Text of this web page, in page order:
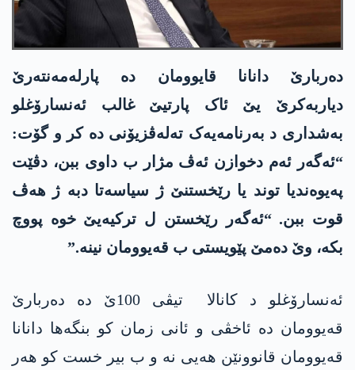
دەربارێ دانانا قایوومان دە پارلەمەنتەرێ
دیاربەکرێ یێ ئاک پارتیێ غالب ئەنسارۆغلو
بەشداری د بەرنامەیەک تەلەڤزیۆنی دە کر و گۆت:
“ئەگەر ئەم دخوازن ئەڤ مژار ب داوی ببن، دڤێت
پەیوەندیا توند یا رێخستنێ ژ سیاسەتا دبە ژ ھەڤ
قوت ببن. “ئەگەر رێخستن ل ترکیەیێ خوە پووچ
بکە، وێ دەمێ پێویستی ب قەیوومان نینە.”
ئەنسارۆغلو د کانالا تیڤی 100ێ دە دەربارێ
قەیوومان دە ئاخڤی و ئانی زمان کو بنگەھا دانانا
قەیوومان قانوونێن ھەیی نە و ب بیر خست کو ھەر